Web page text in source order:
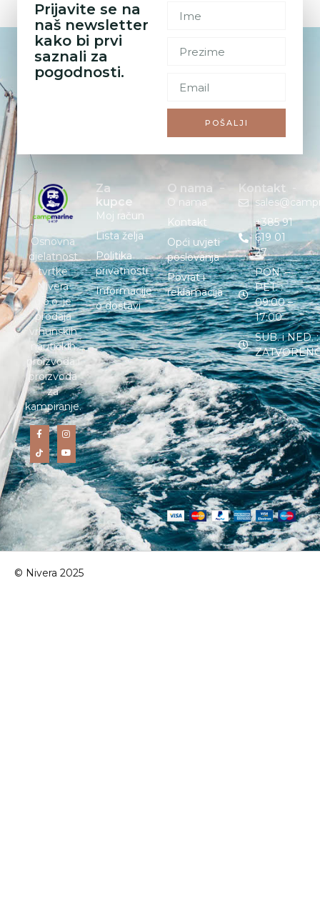
Prijavite se na
naš newsletter
kako bi prvi
saznali za
pogodnosti.
POŠALJI
Osnovna
djelatnost
tvrtke
Nivera
d.o.o. je
prodaja
vrhunskih
nautičkih
proizvoda i
proizvoda
za
kampiranje.
Za
kupce
Moj račun
Lista želja
Politika
privatnosti
Informacije
o dostavi
O nama
O nama
Kontakt
Opći uvjeti
poslovanja
Povrat i
reklamacija
Kontakt
+385 91
619 01
27
PON. –
PET. :
09:00 –
17:00
SUB. i NED. :
© Nivera 2025